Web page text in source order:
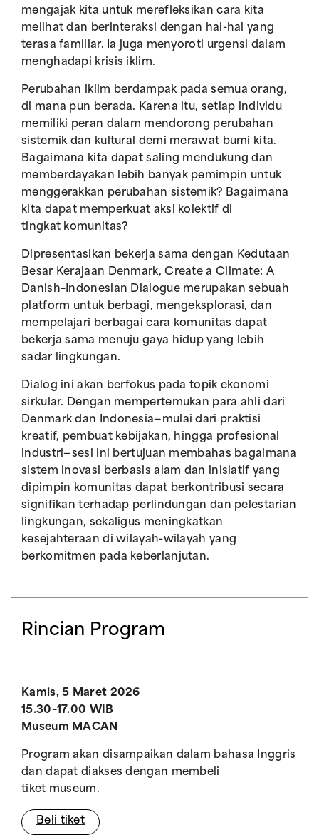
mengajak kita untuk merefleksikan cara kita
melihat dan berinteraksi dengan hal-hal yang
terasa familiar. Ia juga menyoroti urgensi dalam
menghadapi krisis iklim.
Perubahan iklim berdampak pada semua orang,
di mana pun berada. Karena itu, setiap individu
memiliki peran dalam mendorong perubahan
sistemik dan kultural demi merawat bumi kita.
Bagaimana kita dapat saling mendukung dan
memberdayakan lebih banyak pemimpin untuk
menggerakkan perubahan sistemik? Bagaimana
kita dapat memperkuat aksi kolektif di
tingkat komunitas?
Dipresentasikan bekerja sama dengan Kedutaan
Besar Kerajaan Denmark, Create a Climate: A
Danish–Indonesian Dialogue merupakan sebuah
platform untuk berbagi, mengeksplorasi, dan
mempelajari berbagai cara komunitas dapat
bekerja sama menuju gaya hidup yang lebih
sadar lingkungan.
Dialog ini akan berfokus pada topik ekonomi
sirkular. Dengan mempertemukan para ahli dari
Denmark dan Indonesia—mulai dari praktisi
kreatif, pembuat kebijakan, hingga profesional
industri—sesi ini bertujuan membahas bagaimana
sistem inovasi berbasis alam dan inisiatif yang
dipimpin komunitas dapat berkontribusi secara
signifikan terhadap perlindungan dan pelestarian
lingkungan, sekaligus meningkatkan
kesejahteraan di wilayah-wilayah yang
berkomitmen pada keberlanjutan.
Rincian Program
Kamis, 5 Maret 2026
15.30–17.00 WIB
Museum MACAN
Program akan disampaikan dalam bahasa Inggris
dan dapat diakses dengan membeli
tiket museum.
Beli tiket